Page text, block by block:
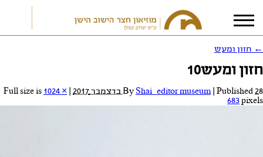
אני מאשר/ת את
← חזון ומעש
חזון ומעש10
By Shai_editor museum Published28 בדצמבר 2017
1024 ×
683pixels